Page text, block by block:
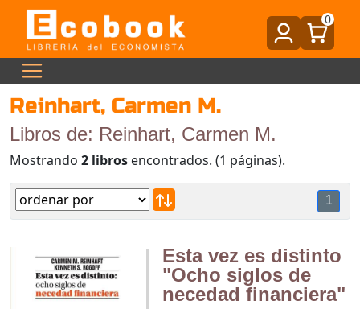
0
Reinhart, Carmen M.
Libros de: Reinhart, Carmen M.
Mostrando 2 libros encontrados. (1 páginas).
1
Esta vez es distinto
"Ocho siglos de
necedad financiera"